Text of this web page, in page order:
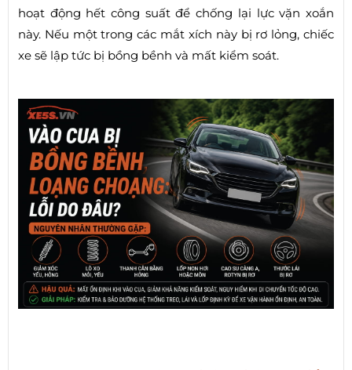
hoạt động hết công suất để chống lại lực vặn xoắn
này. Nếu một trong các mắt xích này bị rơ lỏng, chiếc
xe sẽ lập tức bị bồng bềnh và mất kiểm soát.